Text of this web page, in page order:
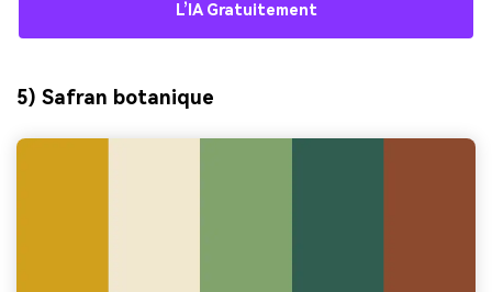
L’IA Gratuitement
5) Safran botanique